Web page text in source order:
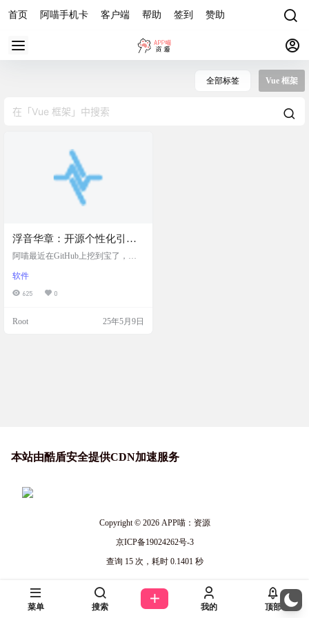
首页 阿喵手机卡 客户端 帮助 签到 赞助
全部标签 Vue 框架
浮音华章：开源个性化引导
主页，基于 Vue 框架创建，
义，支持多种配置选项
阿喵最近在GitHub上挖到宝了，一
基于 Vue 框架开发的，界面美观，
还支持高度自定义。项目开源，对
色、内容等，打造出自己独一无二
软件
625 0
Root 25年5月9日
本站由酷盾安全提供CDN加速服务
Copyright © 2026APP喵：资源
京ICP备19024262号-3
查询 15 次，耗时 0.1401 秒
菜单 搜索 我的 顶部